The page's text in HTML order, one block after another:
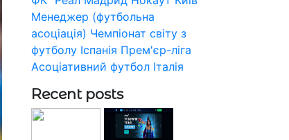
Менеджер (футбольна
асоціація) Чемпіонат світу з
футболу Іспанія Прем'єр-ліга
Асоціативний футбол Італія
Recent posts